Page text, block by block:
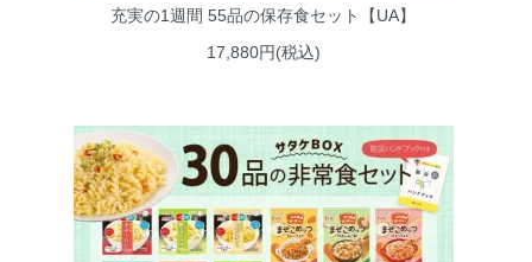
充実の1週間 55品の保存食セット【UA】
17,880円(税込)